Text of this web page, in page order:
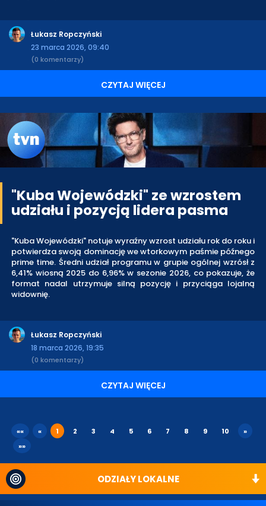
ODZIAŁY LOKALNE
Łukasz Ropczyński
23 marca 2026, 09:40
(0 komentarzy)
CZYTAJ WIĘCEJ
"Kuba Wojewódzki" ze wzrostem
udziału i pozycją lidera pasma
"Kuba Wojewódzki" notuje wyraźny wzrost udziału rok do roku i
potwierdza swoją dominację we wtorkowym paśmie późnego
prime time. Średni udział programu w grupie ogólnej wzrósł z
6,41% wiosną 2025 do 6,96% w sezonie 2026, co pokazuje, że
format nadal utrzymuje silną pozycję i przyciąga lojalną
widownię.
Łukasz Ropczyński
18 marca 2026, 19:35
(0 komentarzy)
CZYTAJ WIĘCEJ
«« « 1 2 3 4 5 6 7 8 9 10
»
»»